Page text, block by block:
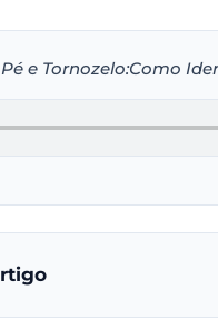
e Tornozelo:Como